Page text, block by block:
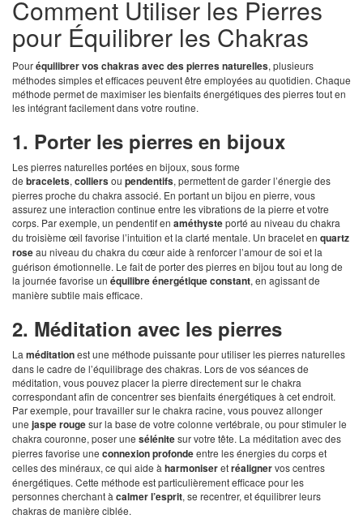
Comment Utiliser les Pierres
pour Équilibrer les Chakras
Pouréquilibrer vos chakras avec des pierres naturelles, plusieurs
méthodes simples et efficaces peuvent être employées au quotidien. Chaque
méthode permet de maximiser les bienfaits énergétiques des pierres tout en
les intégrant facilement dans votre routine.
1. Porter les pierres en bijoux
Les pierres naturelles portées en bijoux, sous forme
de bracelets, colliersou pendentifs, permettent de garder l’énergie des
pierres proche du chakra associé. En portant un bijou en pierre, vous
assurez une interaction continue entre les vibrations de la pierre et votre
corps. Par exemple, un pendentif en améthysteporté au niveau du chakra
du troisième œil favorise l’intuition et la clarté mentale. Un bracelet en quartz
roseau niveau du chakra du cœur aide à renforcer l’amour de soi et la
guérison émotionnelle. Le fait de porter des pierres en bijou tout au long de
la journée favorise un équilibre énergétique constant, en agissant de
manière subtile mais efficace.
2. Méditation avec les pierres
La méditationest une méthode puissante pour utiliser les pierres naturelles
dans le cadre de l’équilibrage des chakras. Lors de vos séances de
méditation, vous pouvez placer la pierre directement sur le chakra
correspondant afin de concentrer ses bienfaits énergétiques à cet endroit.
Par exemple, pour travailler sur le chakra racine, vous pouvez allonger
une jaspe rougesur la base de votre colonne vertébrale, ou pour stimuler le
chakra couronne, poser une sélénitesur votre tête. La méditation avec des
pierres favorise une connexion profondeentre les énergies du corps et
celles des minéraux, ce qui aide à harmoniseretréalignervos centres
énergétiques. Cette méthode est particulièrement efficace pour les
personnes cherchant à calmer l’esprit, se recentrer, et équilibrer leurs
chakras de manière ciblée.